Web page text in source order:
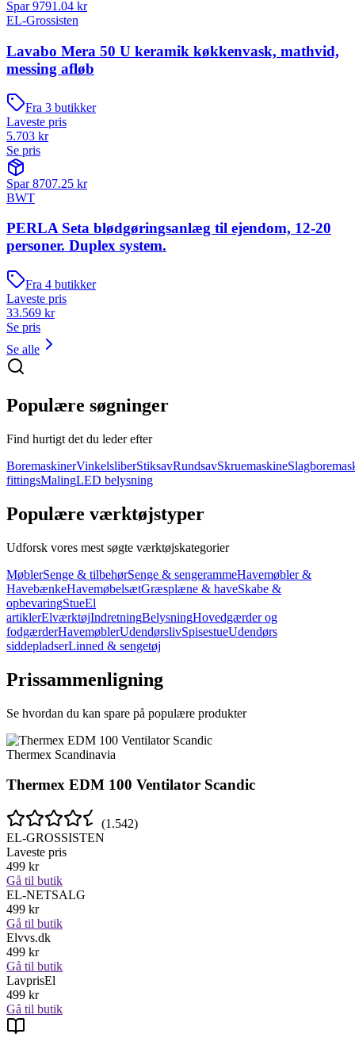
Spar9791.04 kr
EL-Grossisten
Lavabo Mera 50 U keramik køkkenvask, mathvid,
messing afløb
Fra 3 butikker
Laveste pris
5.703 kr
Se pris
Spar8707.25 kr
BWT
PERLA Seta blødgøringsanlæg til ejendom, 12-20
personer. Duplex system.
Fra 4 butikker
Laveste pris
33.569 kr
Se pris
Se alle
Populære søgninger
Find hurtigt det du leder efter
BoremaskinerVinkelsliberStiksavRundsavSkruemaskine
fittingsMalingLED belysning
Populære værktøjstyper
Udforsk vores mest søgte værktøjskategorier
MøblerSenge & tilbehørSenge & sengerammeHavemøbler &
HavebænkeHavemøbelsætGræsplæne & haveSkabe &
opbevaringStueEl
artiklerElværktøjIndretningBelysningHovedgærder og
fodgærderHavemøblerUdendørslivSpisestueUdendørs
siddepladserLinned & sengetøj
Prissammenligning
Se hvordan du kan spare på populære produkter
Thermex Scandinavia
Thermex EDM 100 Ventilator Scandic
(1.542)
EL-GROSSISTEN
Laveste pris
499 kr
Gå til butik
EL-NETSALG
499 kr
Gå til butik
Elvvs.dk
499 kr
Gå til butik
LavprisEl
499 kr
Gå til butik